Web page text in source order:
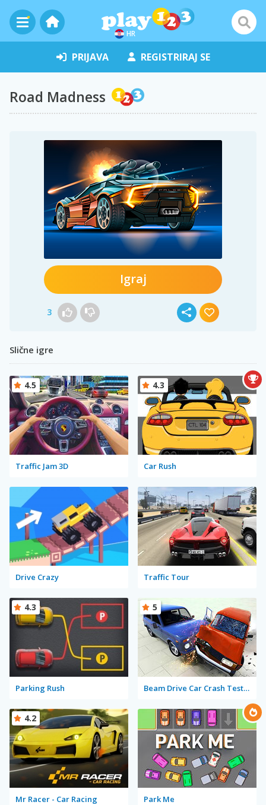
HR
PRIJAVA REGISTRIRAJ SE
Road Madness
Igraj
3
Slične igre
Traffic Jam 3D
4.5
Car Rush
4.3
Drive Crazy Traffic Tour
Parking Rush
4.3
Beam Drive Car Crash Test Simulator
5
Mr Racer - Car Racing
4.2
Park Me